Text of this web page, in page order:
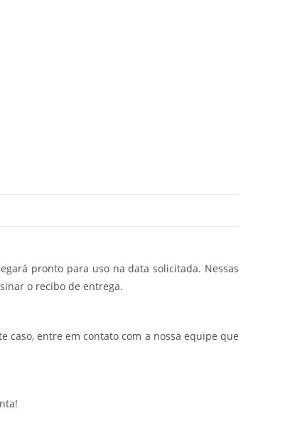
pronto para uso na data solicitada. Nessas
o recibo de entrega.
caso, entre em contato com a nossa equipe que